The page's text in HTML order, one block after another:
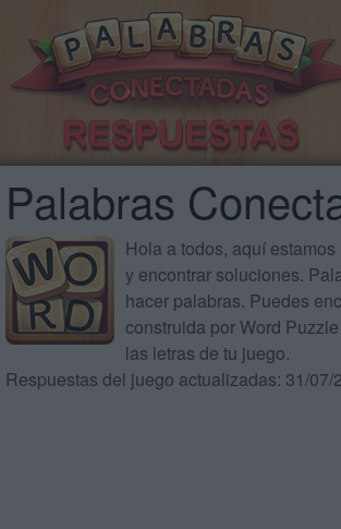
Palabras
Hola a todos, aquí
y encontrar soluciones.
hacer palabras. Puedes
construida por Word
las letras de tu juego.
Respuestas del juego actualizadas: 31/07/